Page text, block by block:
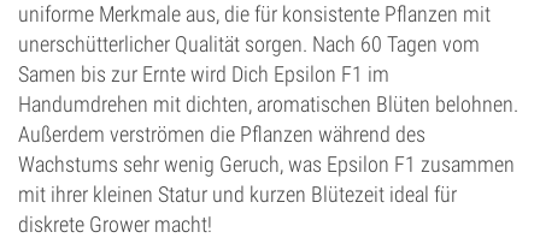
uniforme Merkmale aus, die für konsistente Pflanzen mit
unerschütterlicher Qualität sorgen. Nach 60 Tagen vom
Samen bis zur Ernte wird Dich Epsilon F1 im
Handumdrehen mit dichten, aromatischen Blüten belohnen.
Außerdem verströmen die Pflanzen während des
Wachstums sehr wenig Geruch, was Epsilon F1 zusammen
mit ihrer kleinen Statur und kurzen Blütezeit ideal für
diskrete Grower macht!